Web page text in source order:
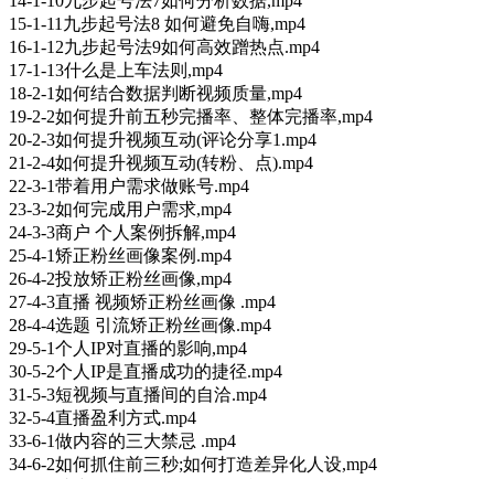
15-1-11九步起号法8 如何避免自嗨,mp4
16-1-12九步起号法9如何高效蹭热点.mp4
17-1-13什么是上车法则,mp4
18-2-1如何结合数据判断视频质量,mp4
19-2-2如何提升前五秒完播率、整体完播率,mp4
20-2-3如何提升视频互动(评论分享1.mp4
21-2-4如何提升视频互动(转粉、点).mp4
22-3-1带着用户需求做账号.mp4
23-3-2如何完成用户需求,mp4
24-3-3商户 个人案例拆解,mp4
25-4-1矫正粉丝画像案例.mp4
26-4-2投放矫正粉丝画像,mp4
27-4-3直播 视频矫正粉丝画像 .mp4
28-4-4选题 引流矫正粉丝画像.mp4
29-5-1个人IP对直播的影响,mp4
30-5-2个人IP是直播成功的捷径.mp4
31-5-3短视频与直播间的自洽.mp4
32-5-4直播盈利方式.mp4
33-6-1做内容的三大禁忌 .mp4
34-6-2如何抓住前三秒;如何打造差异化人设,mp4